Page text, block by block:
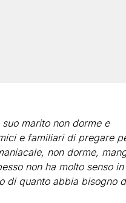
marito non dorme e
e familiari di pregare
non dorme,
non ha molto senso in
di quanto abbia bisogno